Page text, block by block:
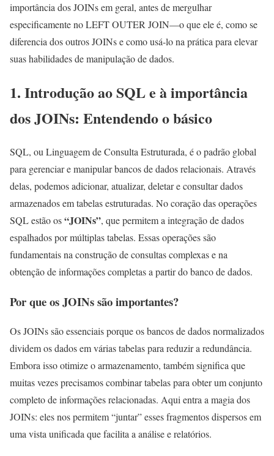
importância dos JOINs em geral, antes de mergulhar
especificamente no LEFT OUTER JOIN—o que ele é, como se
diferencia dos outros JOINs e como usá-lo na prática para elevar
suas habilidades de manipulação de dados.
1. Introdução ao SQL e à importância
dos JOINs: Entendendo o básico
SQL, ou Linguagem de Consulta Estruturada, é o padrão global
para gerenciar e manipular bancos de dados relacionais. Através
delas, podemos adicionar, atualizar, deletar e consultar dados
armazenados em tabelas estruturadas. No coração das operações
SQL estão os“JOINs”, que permitem a integração de dados
espalhados por múltiplas tabelas. Essas operações são
fundamentais na construção de consultas complexas e na
obtenção de informações completas a partir do banco de dados.
Por que os JOINs são importantes?
Os JOINs são essenciais porque os bancos de dados normalizados
dividem os dados em várias tabelas para reduzir a redundância.
Embora isso otimize o armazenamento, também significa que
muitas vezes precisamos combinar tabelas para obter um conjunto
completo de informações relacionadas. Aqui entra a magia dos
JOINs: eles nos permitem “juntar” esses fragmentos dispersos em
uma vista unificada que facilita a análise e relatórios.